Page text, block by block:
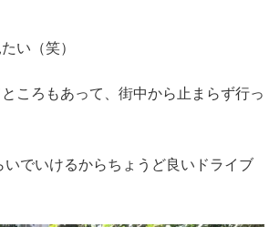
い（笑）
ころもあって、街中から止まらず行っ
でいけるからちょうど良いドライブ